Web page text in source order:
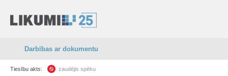
Darbības ar dokumentu
Tiesību akts: zaudējis spēku